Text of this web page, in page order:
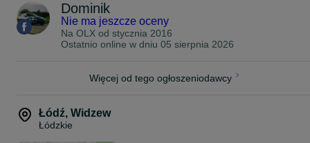
Dominik
Nie ma jeszcze oceny
Na OLX od stycznia 2016
Ostatnio online w dniu 05 sierpnia 2026
Więcej od tego ogłoszeniodawcy
Łódź, Widzew
Łódzkie